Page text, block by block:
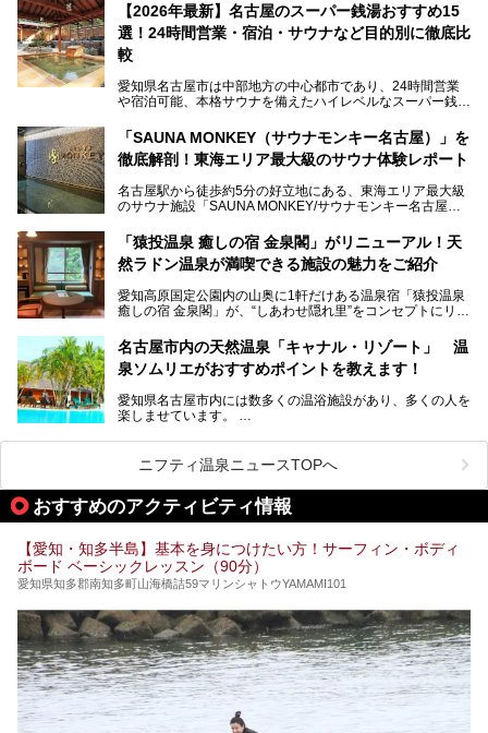
この地で30年にわたり愛され続けてきた施設だからこそ、
地元住民をはじめオープンを待ちわびている人も多いのでは
ないでしょうか。
老朽化した設備の補修を機に、2年前からじっくり構想を練
ってきたというだけあって、館内の充実度は想像以上。
以前の4倍に拡張したという露天エリアや10の浴槽、40人収
容の巨大なスタジアムサウナに、岩盤浴やリラクゼーション
までまるごと楽しめる施設に生まれ変わりました。
今回は、全面リニューアルして新しくなった「スパアクアス
【2026年最新】名古屋のスーパー銭湯おすすめ15
選！24時間営業・宿泊・サウナなど目的別に徹底比
較
愛知県名古屋市は中部地方の中心都市であり、24時間営業
や宿泊可能、本格サウナを備えたハイレベルなスーパー銭湯
そのため、「日々の仕事の疲れを心身ともにリセットした
い」「休日に時間を忘れて1日中ダラダラ過ごしたい」「コ
くある点が魅力です！
お好みの温泉施設を見つけて楽しんでくださいね。
「SAUNA MONKEY（サウナモンキー名古屋）」を
徹底解剖！東海エリア最大級のサウナ体験レポート
名古屋駅から徒歩約5分の好立地にある、東海エリア最大級
のサウナ施設「SAUNA MONKEY/サウナモンキー名古屋」
「名古屋駅周辺ってサウナが少ないよね」という声をよく耳
にするだけあり、アクセスの良さにも胸が高鳴ります。
今回は普段は男性専用となっているパブリックサウナが、女
さっそく取材してきました！
「猿投温泉 癒しの宿 金泉閣」がリニューアル！天
然ラドン温泉が満喫できる施設の魅力をご紹介
愛知高原国定公園内の山奥に1軒だけある温泉宿「猿投温泉
癒しの宿 金泉閣」が、“しあわせ隠れ里”をコンセプトにリニ
天然ラドン温泉が堪能できるお風呂や、新設・改装された客
室、地元の食材と温泉水で作られたお料理……。
ご紹介します。
名古屋市内の天然温泉「キャナル・リゾート」 温
泉ソムリエがおすすめポイントを教えます！
愛知県名古屋市内には数多くの温浴施設があり、多くの人を
楽しませています。
ムリエの目線で紹介していきます！
名古屋市内にはスーパー銭湯や日帰り温泉が多く、「どこに
行こうかな？」と悩んでしまう方も多いと思います。
ぜひこの記事を参考にして「キャナル・リゾート」に出かけ
てみるのはいかがでしょうか？
ニフティ温泉ニュースTOPへ
おすすめのアクティビティ情報
【愛知・知多半島】基本を身につけたい方！サーフィン・ボディ
ボード ベーシックレッスン（90分）
愛知県知多郡南知多町山海橋詰59マリンシャトウYAMAMI101